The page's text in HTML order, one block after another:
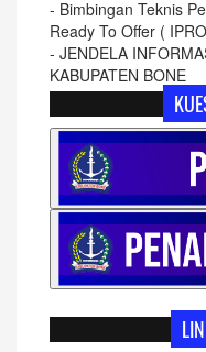
- Bimbingan Teknis
Ready To Offer (
- JENDELA
KABUPATEN BONE